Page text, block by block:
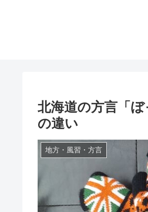
北海道の方言「
の違い
地方・風習・方言